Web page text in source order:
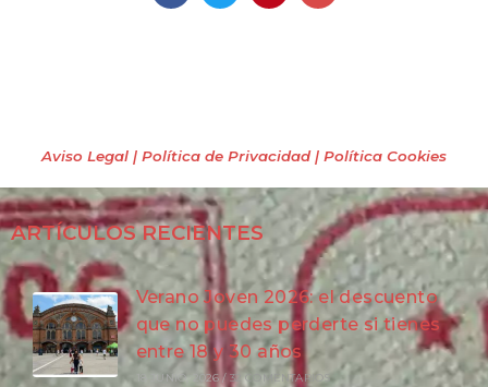
Aviso Legal | Política de Privacidad | Política Cookies
ARTÍCULOS RECIENTES
Verano Joven 2026: el descuento
que no puedes perderte si tienes
entre 18 y 30 años
18 JUNIO, 2026 / 32 COMENTARIOS